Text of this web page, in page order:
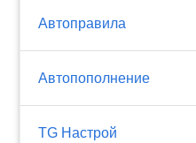
Автоправила
Автопополнение
TG Настрой